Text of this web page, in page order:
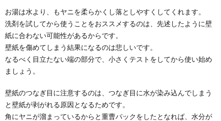
お湯は水より、もヤニを柔らかくし落としやすくしてくれます。
洗剤を試してから使うことをおススメするのは、先述したように壁
紙に合わない可能性があるからです。
壁紙を傷めてしまう結果になるのは悲しいです。
なるべく目立たない端の部分で、小さくテストをしてから使い始め
ましょう。
壁紙のつなぎ目に注意するのは、つなぎ目に水が染み込んでしまう
と壁紙が剥がれる原因となるためです。
角にヤニが溜まっているからと重曹パックをしたとなれば、水分が